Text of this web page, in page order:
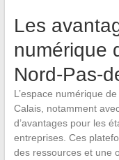
Les
numérique
Nord-Pas-
L’espace numérique
Calais, notamment
d’avantages pour les
entreprises. Ces
des ressources et une